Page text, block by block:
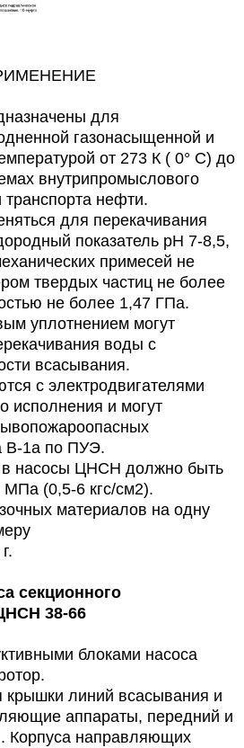
для
газонасыщенной и
от 273 К ( 0° С) до
внутрипромыслового
транспорта нефти.
для перекачивания
показатель рН 7-8,5,
примесей не
твердых частиц не более
не более 1,47 ГПа.
уплотнением могут
воды с
всасывания.
с электродвигателями
исполнения и могут
В-1а по ПУЭ.
насосы ЦНСН должно быть
(0,5-6 кгс/см2).
материалов на одну
секционного
38-66
блоками насоса
крышки линий всасывания и
аппараты, передний и
Корпуса направляющих